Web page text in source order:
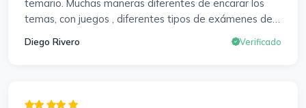
temario. Muchas maneras diferentes de encarar los
temas, con juegos , diferentes tipos de exámenes de
preparación y un temario muy al día. Una experiencia
muy positiva en todos los sentidos.
Diego Rivero Verificado